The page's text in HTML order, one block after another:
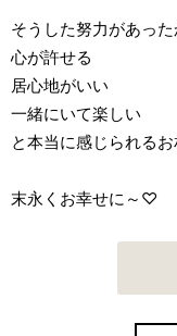
そうした努力があった
心が許せる
居心地がいい
一緒にいて楽しい
と本当に感じられる
末永くお幸せに～♡